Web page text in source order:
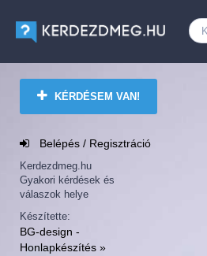
KÉRDÉSEM VAN!
Belépés / Regisztráció
Kerdezdmeg.hu
Gyakori kérdések és
válaszok helye
Készítette:
BG-design -
Honlapkészítés »